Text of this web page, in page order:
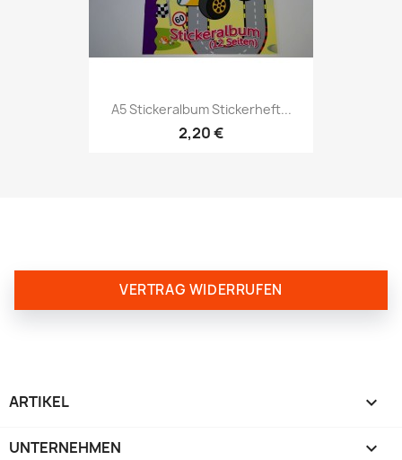
A5 Stickeralbum Stickerheft...
2,20 €
VERTRAG WIDERRUFEN
ARTIKEL 
UNTERNEHMEN 